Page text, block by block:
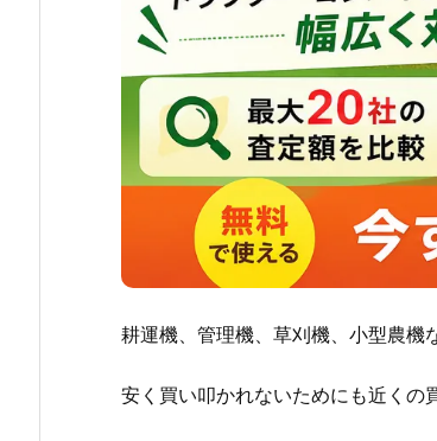
耕運機、管理機、草刈機、小型農機
安く買い叩かれないためにも近くの